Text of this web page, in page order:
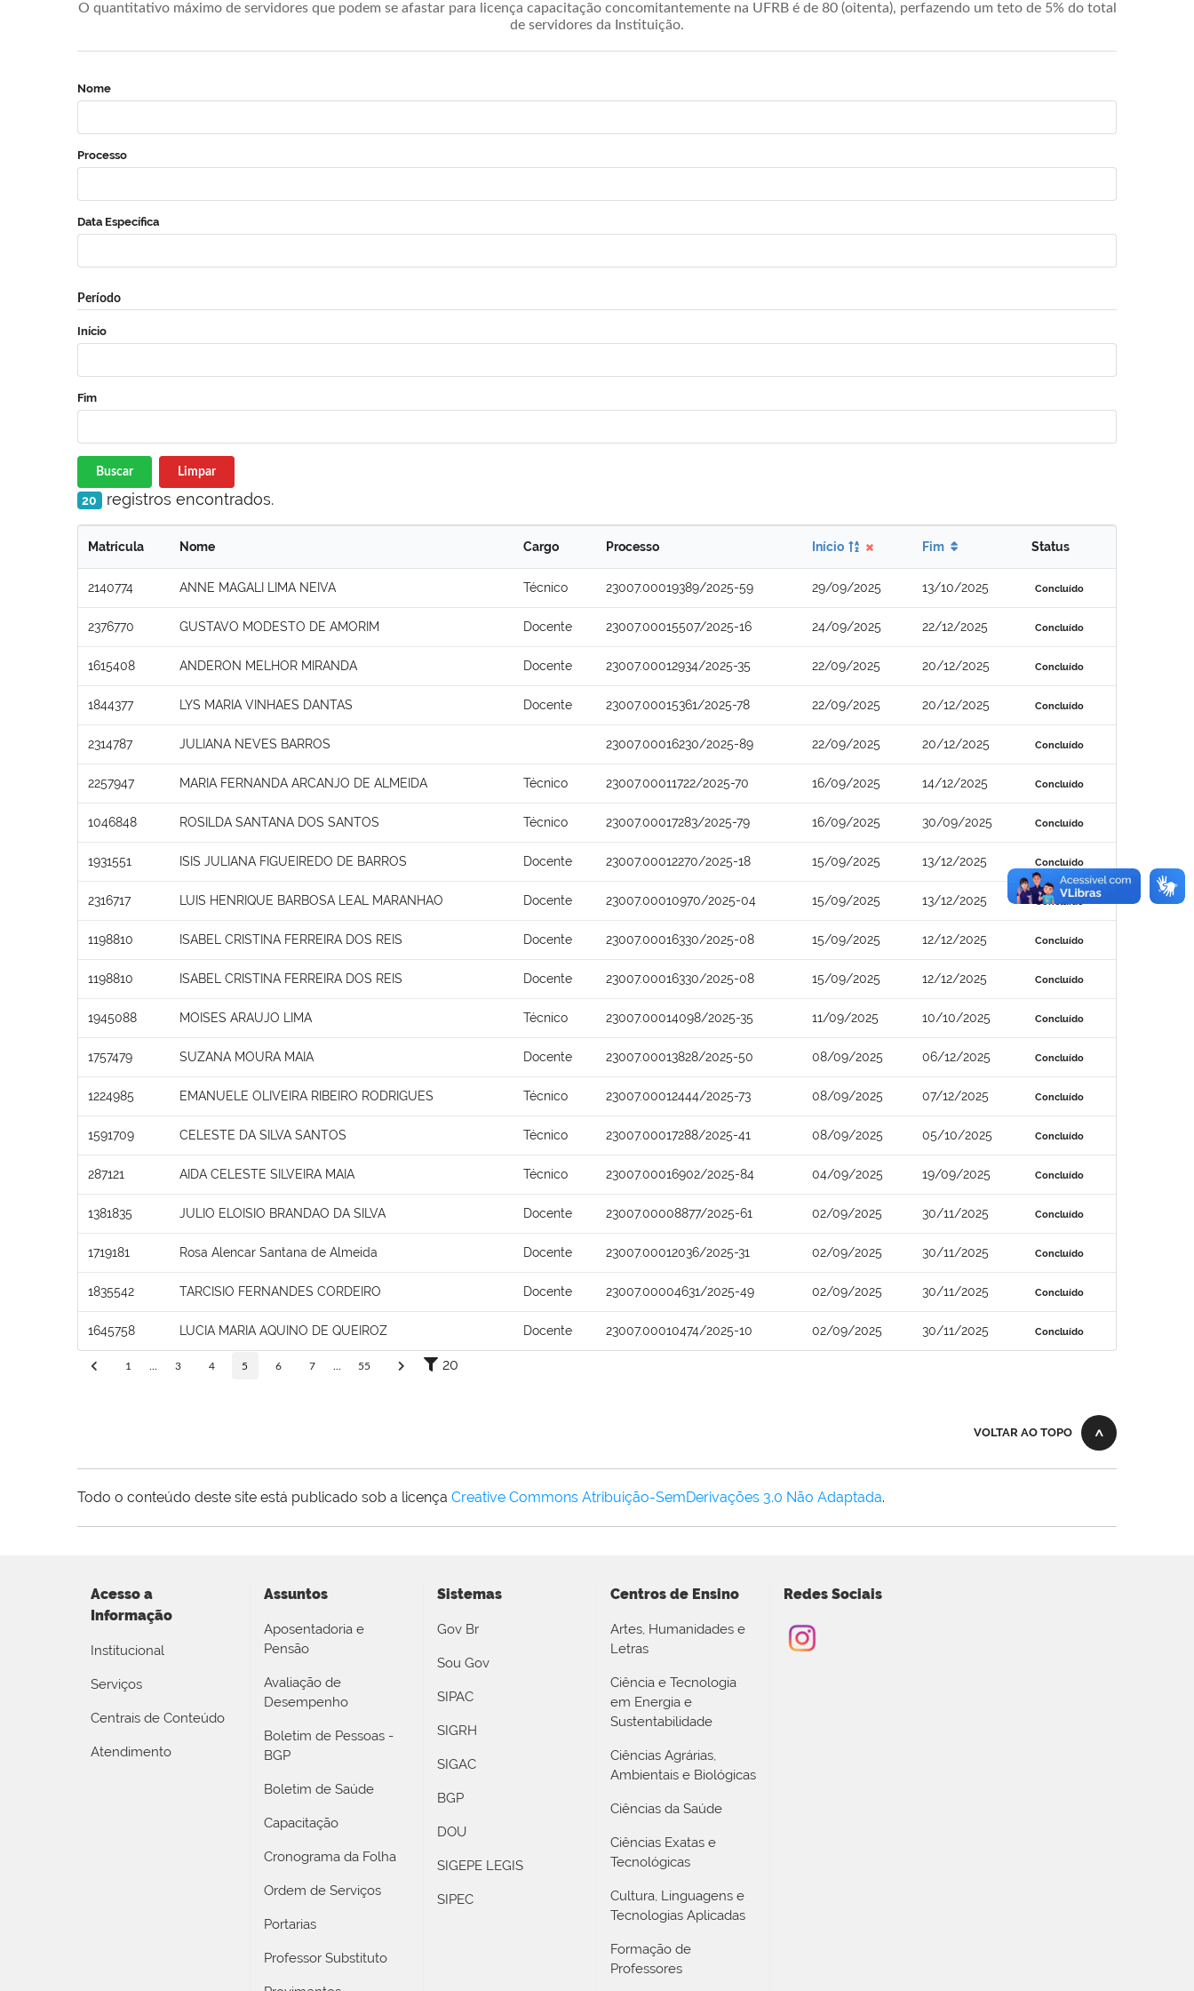
O quantitativo máximo de servidores que podem se afastar para licença capacitação concomitantemente na UFRB é de 80 (oitenta), perfazendo um teto de 5% do total
de servidores da Instituição.
Nome
Processo
Data Específica
Período
Início
Fim
Buscar Limpar
20 registros encontrados.
Matrícula Nome Cargo Processo Início Fim Status
2140774 ANNE MAGALI LIMA NEIVA Técnico 23007.00019389/2025-59 29/09/2025 13/10/2025 Concluído
2376770 GUSTAVO MODESTO DE AMORIM Docente 23007.00015507/2025-16 24/09/2025 22/12/2025 Concluído
1615408 ANDERON MELHOR MIRANDA Docente 23007.00012934/2025-35 22/09/2025 20/12/2025 Concluído
1844377 LYS MARIA VINHAES DANTAS Docente 23007.00015361/2025-78 22/09/2025 20/12/2025 Concluído
2314787 JULIANA NEVES BARROS 23007.00016230/2025-89 22/09/2025 20/12/2025 Concluído
2257947 MARIA FERNANDA ARCANJO DE ALMEIDA Técnico 23007.00011722/2025-70 16/09/2025 14/12/2025 Concluído
1046848 ROSILDA SANTANA DOS SANTOS Técnico 23007.00017283/2025-79 16/09/2025 30/09/2025 Concluído
1931551 ISIS JULIANA FIGUEIREDO DE BARROS Docente 23007.00012270/2025-18 15/09/2025 13/12/2025 Concluído
2316717 LUIS HENRIQUE BARBOSA LEAL MARANHAO Docente 23007.00010970/2025-04 15/09/2025 13/12/2025 Concluído
1198810 ISABEL CRISTINA FERREIRA DOS REIS Docente 23007.00016330/2025-08 15/09/2025 12/12/2025 Concluído
1198810 ISABEL CRISTINA FERREIRA DOS REIS Docente 23007.00016330/2025-08 15/09/2025 12/12/2025 Concluído
1945088 MOISES ARAUJO LIMA Técnico 23007.00014098/2025-35 11/09/2025 10/10/2025 Concluído
1757479 SUZANA MOURA MAIA Docente 23007.00013828/2025-50 08/09/2025 06/12/2025 Concluído
1224985 EMANUELE OLIVEIRA RIBEIRO RODRIGUES Técnico 23007.00012444/2025-73 08/09/2025 07/12/2025 Concluído
1591709 CELESTE DA SILVA SANTOS Técnico 23007.00017288/2025-41 08/09/2025 05/10/2025 Concluído
287121 AIDA CELESTE SILVEIRA MAIA Técnico 23007.00016902/2025-84 04/09/2025 19/09/2025 Concluído
1381835 JULIO ELOISIO BRANDAO DA SILVA Docente 23007.00008877/2025-61 02/09/2025 30/11/2025 Concluído
1719181 Rosa Alencar Santana de Almeida Docente 23007.00012036/2025-31 02/09/2025 30/11/2025 Concluído
1835542 TARCISIO FERNANDES CORDEIRO Docente 23007.00004631/2025-49 02/09/2025 30/11/2025 Concluído
1645758 LUCIA MARIA AQUINO DE QUEIROZ Docente 23007.00010474/2025-10 02/09/2025 30/11/2025 Concluído
1 3 4 5 6 7 55 20
VOLTAR AO TOPO
Todo o conteúdo deste site está publicado sob a licença Creative Commons Atribuição-SemDerivações 3.0 Não Adaptada.
Acesso a
Informação
Institucional
Serviços
Centrais de Conteúdo
Atendimento
Assuntos
Aposentadoria e
Pensão
Avaliação de
Desempenho
Boletim de Pessoas -
BGP
Boletim de Saúde
Capacitação
Cronograma da Folha
Ordem de Serviços
Portarias
Professor Substituto
Sistemas
Gov Br
Sou Gov
SIPAC
SIGRH
SIGAC
BGP
DOU
SIGEPE LEGIS
SIPEC
Centros de Ensino
Artes, Humanidades e
Letras
Ciência e Tecnologia
em Energia e
Sustentabilidade
Ciências Agrárias,
Ambientais e Biológicas
Ciências da Saúde
Ciências Exatas e
Tecnológicas
Cultura, Linguagens e
Tecnologias Aplicadas
Formação de
Professores
Redes Sociais